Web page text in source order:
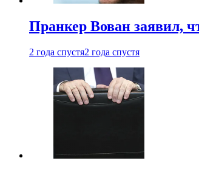
Пранкер Вован заявил,
2 года спустя2 года спустя